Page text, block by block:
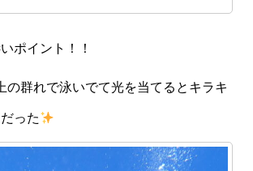
ポイント！！
の群れで泳いでて光を当てるとキラキ
った